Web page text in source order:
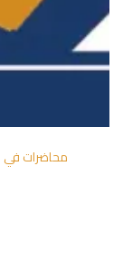
محاضرات في